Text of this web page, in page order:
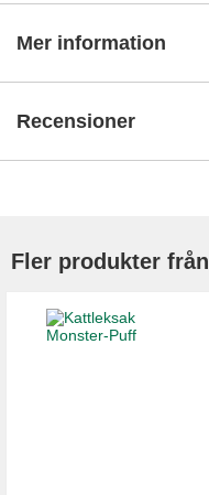
Mer information
Recensioner
Fler produkter